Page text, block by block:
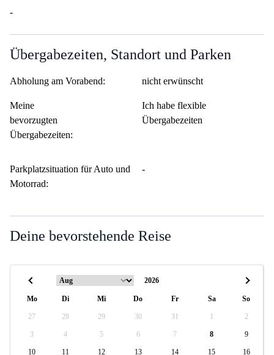
-
Übergabezeiten, Standort und Parken
Abholung am Vorabend: nicht erwünscht
Meine
bevorzugten
Übergabezeiten:
Ich habe flexible
Übergabezeiten
Parkplatzsituation für Auto und
Motorrad:
-
Deine bevorstehende Reise
Mo Di Mi Do Fr Sa So
27 28 29 30 31 1 2
3 4 5 6 7 8 9
10 11 12 13 14 15 16